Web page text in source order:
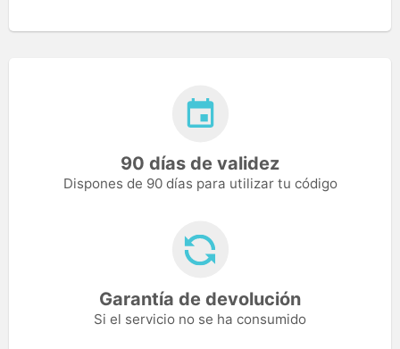
90 días de validez
Dispones de 90 días para utilizar tu código
Garantía de devolución
Si el servicio no se ha consumido